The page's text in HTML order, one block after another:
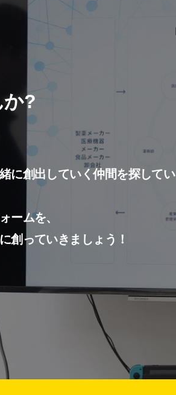
?
に創出していく仲間を探してい
ームを、
創っていきましょう！